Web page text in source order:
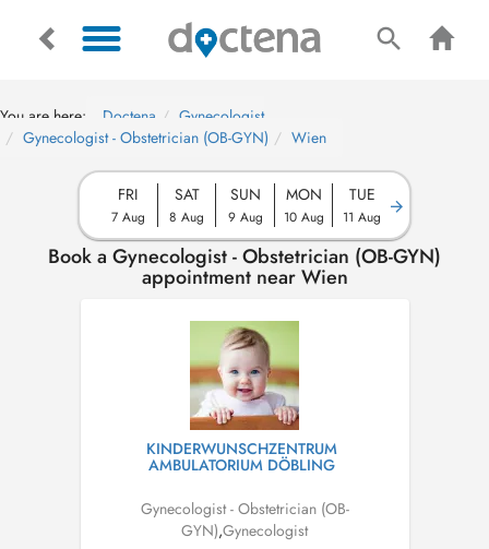
You are here: Doctena
Gynecologist
Gynecologist - Obstetrician (OB-GYN)
Wien
FRI
7 Aug
SAT
8 Aug
SUN
9 Aug
MON
10 Aug
TUE
11 Aug
Book a Gynecologist - Obstetrician (OB-GYN)
appointment near Wien
KINDERWUNSCHZENTRUM
AMBULATORIUM DÖBLING
Gynecologist - Obstetrician (OB-
GYN),Gynecologist